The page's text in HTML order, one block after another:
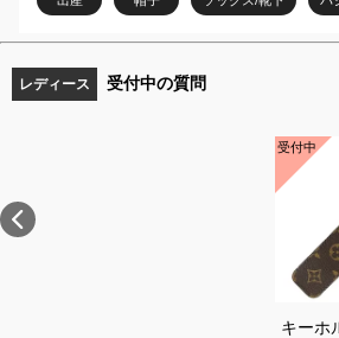
てくだ
レディース 受付中の質問
受付中
キーホ